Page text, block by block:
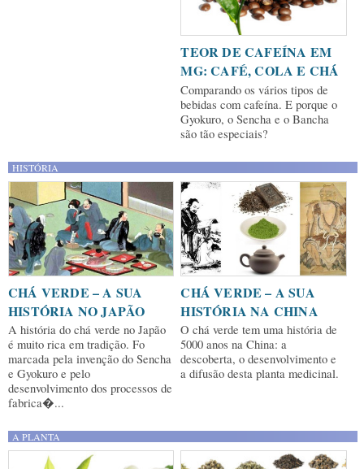
TEOR DE CAFEÍNA EM
MG: CAFÉ, COLA E CHÁ
Comparando os vários tipos de
bebidas com cafeína. E porque o
Gyokuro, o Sencha e o Bancha
são tão especiais?
HISTÓRIA
CHÁ VERDE – A SUA
HISTÓRIA NO JAPÃO
A história do chá verde no Japão
é muito rica em tradição. Fo
marcada pela invenção do Sencha
e Gyokuro e pelo
desenvolvimento dos processos de
fabrica�...
CHÁ VERDE – A SUA
HISTÓRIA NA CHINA
O chá verde tem uma história de
5000 anos na China: a
descoberta, o desenvolvimento e
a difusão desta planta medicinal.
A PLANTA